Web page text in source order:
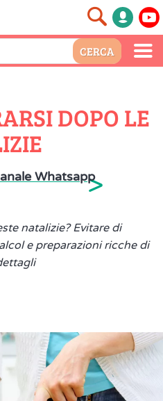
DOPO LE
Whatsapp>
natalizie? Evitare di
e preparazioni ricche di